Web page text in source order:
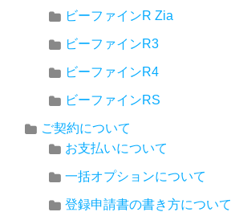
ビーファインR Zia
ビーファインR3
ビーファインR4
ビーファインRS
ご契約について
お支払いについて
一括オプションについて
登録申請書の書き方について